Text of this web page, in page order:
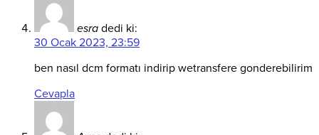
esra dedi ki:
30 Ocak 2023, 23:59
ben nasıl dcm formatı indirip wetransfere gonderebilirim
Cevapla